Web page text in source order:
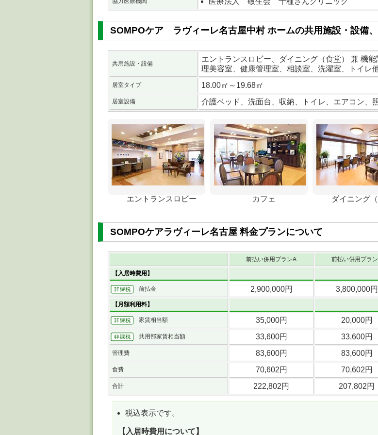
SOMPOケア ラヴィーレ名古屋中村 ホームの共用施設・設備
共用施設・設備
エントランスロビー、ダイニング（食堂） 兼 機
理美容室、健康管理室、相談室、洗濯室、トイレ
居室タイプ 18.00㎡～19.68㎡
居室設備 介護ベッド、洗面台、収納、トイレ、エアコン、
エントランスロビー カフェ ダイニング（
SOMPOケアラヴィーレ名古屋 料金プランについて
前払い併用プランA 前払い併用プラ
【入居時費用】
前払金 2,900,000円 3,800,000円
【月額利用料】
家賃相当額 35,000円 20,000円
共用部家賃相当額 33,600円 33,600円
管理費 83,600円 83,600円
食費 70,602円 70,602円
合計 222,802円 207,802円
税込表示です。
【入居時費用について】